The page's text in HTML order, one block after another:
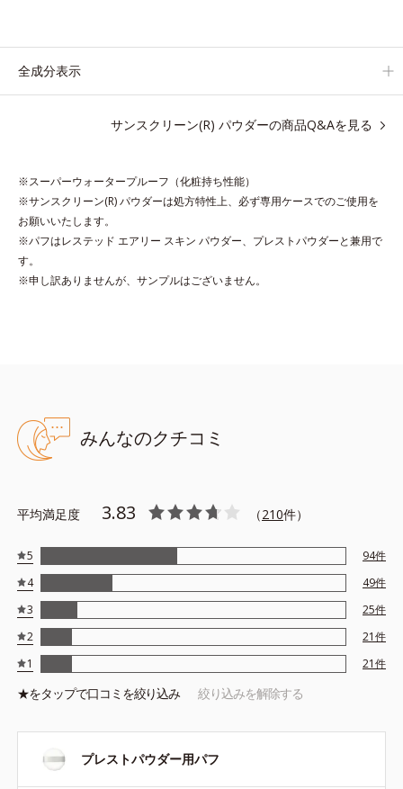
チュラルなツヤ感を演出します。
ずれ＆テカリを防いでサラサラ肌が長時間続きます。
水や汗に強いスーパーウォータープルーフ(*4)だから、レジャー
にも大活躍してくれます。
*1 シリカ、セルロース、窒化ホウ素配合＝セミマット肌を叶え
る球状と板状の粉体
●無香料 ●酸化しやすい油分不使用 ●タール色素不使用
●SPF50+／PA++++ ●UV耐水性★★ ●スーパーウォータープルー
フ*1 ●スムースヴェールパウダー*2＝セミマット肌を叶える球状
ングキープ処方＝皮脂吸着粉体とくすみにくい粉体で、崩れにくい
処方 ●スキマレスUVプロテクター*4＝隙間なく肌をUVカットでき
*1：化粧持ち性能 *2：シリカ、セルロース、窒化ホウ素 *3：シ
リカ *4：メトキシケイヒ酸エチルへキシル、ビスエチルヘキシル
ルヘキシルトリアゾン *5：ブドウ果実エキス、ヒアルロン酸Na
※アレルギーテスト済＝全ての方にアレルギーが起こらないという
ことではありません。
全成分表示
サンスクリーン(R) パウダーの商品Q&Aを見る
※スーパーウォータープルーフ（化粧持ち性能）
※サンスクリーン(R) パウダーは処方特性上、必ず専用ケースでのご使用を
お願いいたします。
※パフはレステッド エアリー スキン パウダー、プレストパウダーと兼用で
す。
※申し訳ありませんが、サンプルはございません。
みんなのクチコミ
平均満足度 3.83 （210件）
5 94件
4
49件
3
25件
2
21件
1
21件
★をタップで口コミを絞り込み 絞り込みを解除する
プレストパウダー用パフ